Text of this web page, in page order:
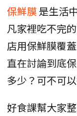
保鮮膜是生活
凡家裡吃不完
店用保鮮膜覆
直在討論到底
多少？可不可
好食課幫大家